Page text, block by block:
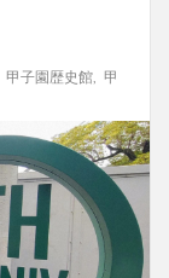
甲子園歴史館,
甲